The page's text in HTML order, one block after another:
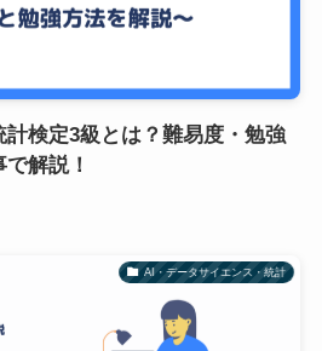
計検定3級とは？難易度・勉強
解説！
AI・データサイエンス・統計